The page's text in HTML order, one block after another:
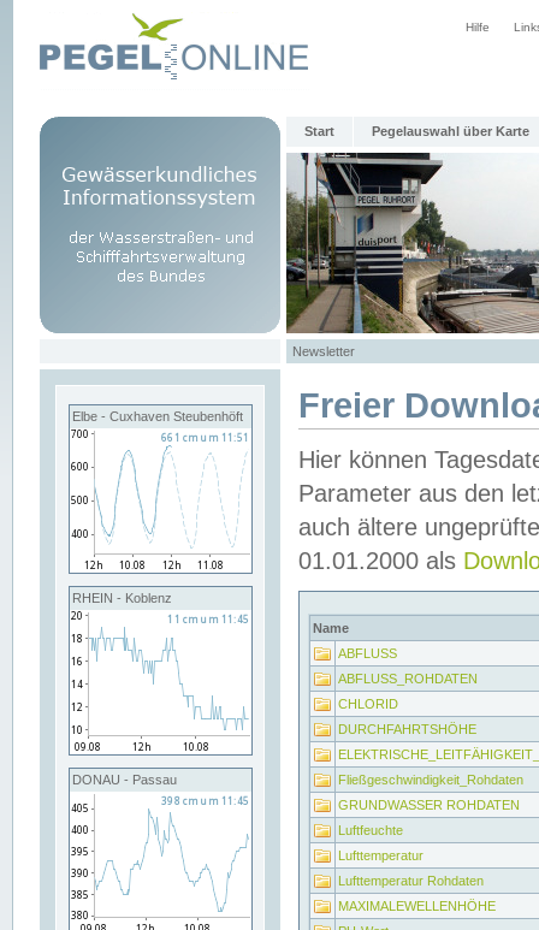
Hilfe
Start Pegelauswahl über Karte
Newsletter
Elbe - Cuxhaven Steubenhöft
RHEIN - Koblenz
DONAU - Passau
Freier
Hier können
Parameter aus den
auch ältere
01.01.2000 als
Name
ABFLUSS
ABFLUSS_ROHDATEN
CHLORID
DURCHFAHRTSHÖHE
Fließgeschwindigkeit_Rohdaten
GRUNDWASSER ROHDATEN
Luftfeuchte
Lufttemperatur
Lufttemperatur Rohdaten
MAXIMALEWELLENHÖHE